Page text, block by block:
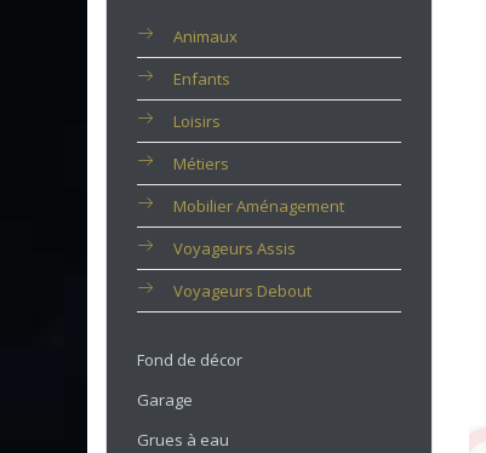
Animaux
Enfants
Loisirs
Métiers
Mobilier Aménagement
Voyageurs Assis
Voyageurs Debout
Fond de décor
Garage
Grues à eau